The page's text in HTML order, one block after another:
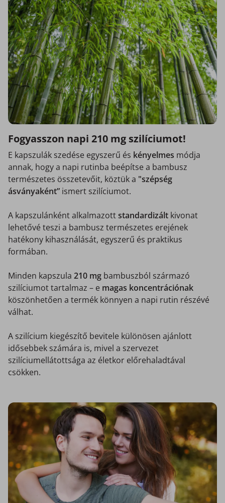
Fogyasszon napi 210 mg szilíciumot!
E kapszulák szedése egyszerű és kényelmes módja
annak, hogy a napi rutinba beépítse a bambusz
természetes összetevőit, köztük a "szépség
ásványaként” ismert szilíciumot.
A kapszulánként alkalmazottstandardizált kivonat
lehetővé teszi a bambusz természetes erejének
hatékony kihasználását, egyszerű és praktikus
formában.
Minden kapszula 210 mg bambuszból származó
szilíciumot tartalmaz – e magas koncentrációnak
köszönhetően a termék könnyen a napi rutin részévé
válhat.
A szilícium kiegészítő bevitele különösen ajánlott
idősebbek számára is, mivel a szervezet
szilíciumellátottsága az életkor előrehaladtával
csökken.